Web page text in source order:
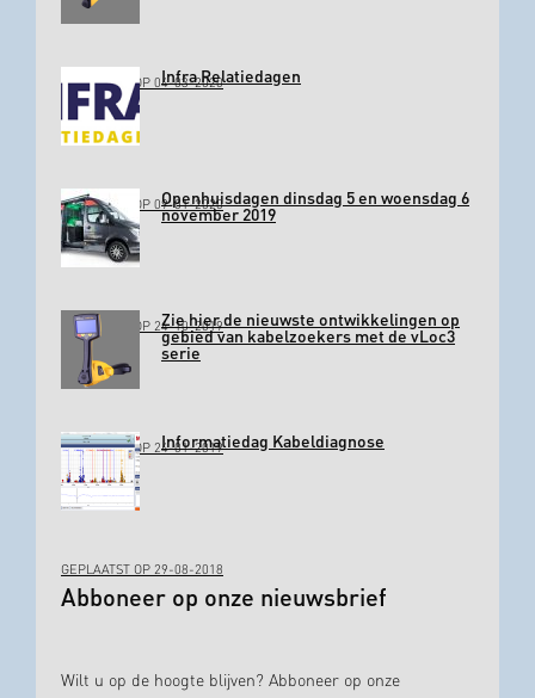
GEPLAATST OP 04-03-2020Infra Relatiedagen
GEPLAATST OP 09-01-2020Openhuisdagen dinsdag 5 en woensdag 6
november 2019
GEPLAATST OP 24-10-2019Zie hier de nieuwste ontwikkelingen op
gebied van kabelzoekers met de vLoc3
serie
GEPLAATST OP 24-01-2019Informatiedag Kabeldiagnose
GEPLAATST OP 29-08-2018
Abboneer op onze nieuwsbrief
Wilt u op de hoogte blijven? Abboneer op onze